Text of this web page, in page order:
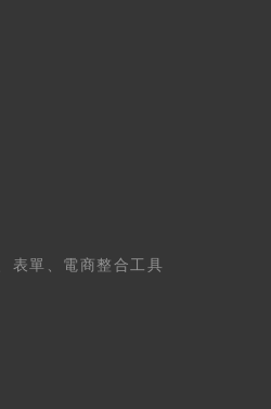
表單、電商整合工具